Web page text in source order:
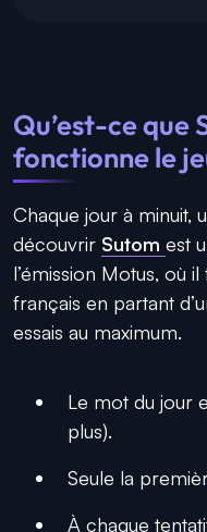
Qu’est-ce que
fonctionne le
Chaque jour à minuit,
découvrir Sutom est
l’émission Motus, où
français en partant
essais au maximum.
Le mot du jour
plus).
Seule la
À chaque